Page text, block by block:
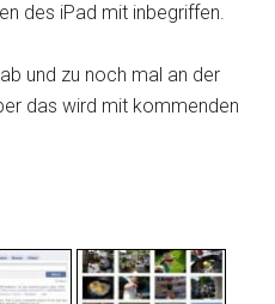
des iPad mit inbegriffen.
und zu noch mal an der
das wird mit kommenden